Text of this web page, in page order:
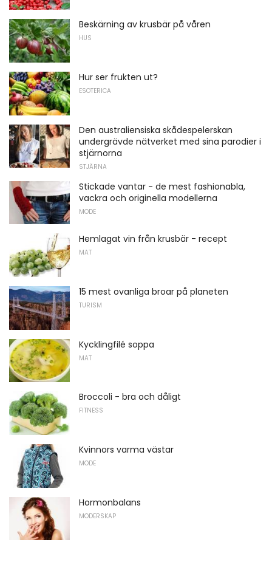
Beskärning av krusbär på våren
HUS
Hur ser frukten ut?
ESOTERICA
Den australiensiska skådespelerskan
undergrävde nätverket med sina parodier i
stjärnorna
STJÄRNA
Stickade vantar - de mest fashionabla,
vackra och originella modellerna
MODE
Hemlagat vin från krusbär - recept
MAT
15 mest ovanliga broar på planeten
TURISM
Kycklingfilé soppa
MAT
Broccoli - bra och dåligt
FITNESS
Kvinnors varma västar
MODE
Hormonbalans
MODERSKAP